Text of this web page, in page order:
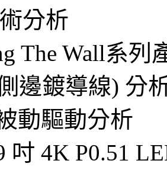
分析
The Wall系
邊鍍導線) 分
動驅動分析
吋 4K P0.51